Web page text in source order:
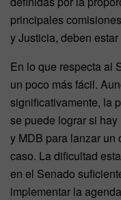
principales
y Justicia, deben
En lo que respecta al
un poco más fácil.
significativamente, la
se puede lograr si
y MDB para lanzar un
caso. La dificultad
en el Senado
implementar la